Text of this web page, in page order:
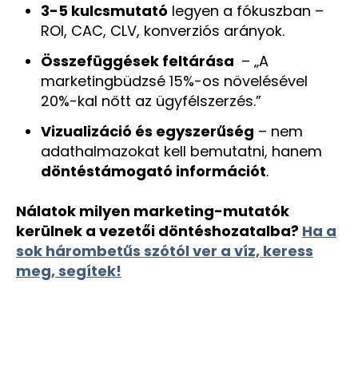
3-5 kulcsmutató legyen a fókuszban –
ROI, CAC, CLV, konverziós arányok.
Összefüggések feltárása – „A
marketingbüdzsé 15%-os növelésével
20%-kal nőtt az ügyfélszerzés.”
Vizualizáció és egyszerűség – nem
adathalmazokat kell bemutatni, hanem
döntéstámogató információt.
Nálatok milyen marketing-mutatók
kerülnek a vezetői döntéshozatalba? Ha a
sok hárombetűs szótól ver a víz, keress
meg, segítek!